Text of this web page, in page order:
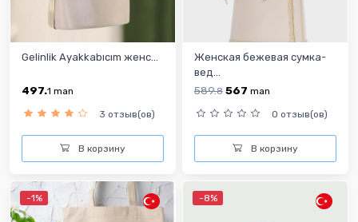
Gelinlik Ayakkabıcım женс...
497.1 man
3 отзыв(ов)
В корзину
Женская бежевая сумка-
вед...
589.8 567 man
0 отзыв(ов)
В корзину
-1% -8%